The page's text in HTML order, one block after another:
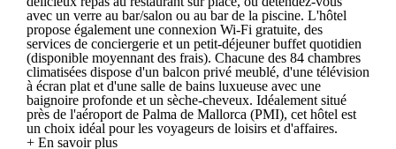
avec un verre au bar/salon ou au bar de la piscine. L'hôtel
propose également une connexion Wi-Fi gratuite, des
services de conciergerie et un petit-déjeuner buffet quotidien
(disponible moyennant des frais). Chacune des 84 chambres
climatisées dispose d'un balcon privé meublé, d'une télévision
à écran plat et d'une salle de bains luxueuse avec une
baignoire profonde et un sèche-cheveux. Idéalement situé
près de l'aéroport de Palma de Mallorca (PMI), cet hôtel est
un choix idéal pour les voyageurs de loisirs et d'affaires.
+ En savoir plus